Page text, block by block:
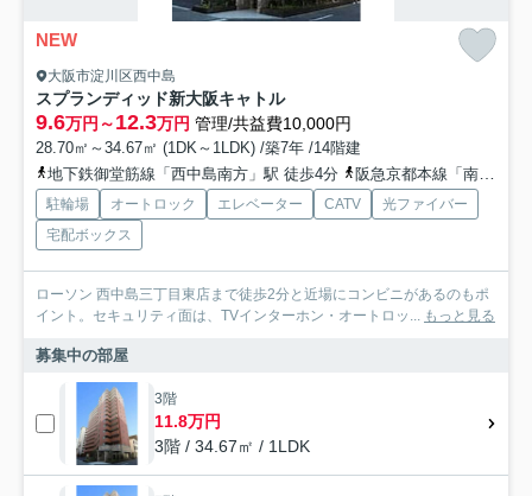
NEW
大阪市淀川区西中島
スプランディッド新大阪キャトル
9.6万円～12.3万円 管理/共益費10,000円
28.70㎡～34.67㎡ (1DK～1LDK) /築7年 /14階建
地下鉄御堂筋線「西中島南方」駅 徒歩4分
阪急京都本線「南方」駅 徒歩5分
駐輪場 オートロック エレベーター CATV
光ファイバー
宅配ボックス
ローソン 西中島三丁目東店まで徒歩2分と近場にコンビニがあるのもポ
イント。セキュリティ面は、TVインターホン・オートロッ... もっと見る
募集中の部屋
3階
11.8万円
3階 / 34.67㎡ / 1LDK